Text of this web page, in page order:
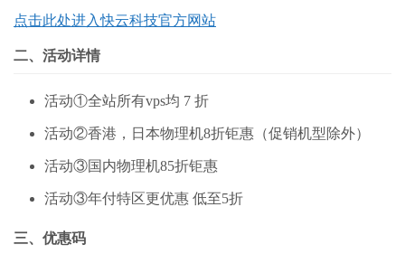
点击此处进入快云科技官方网站
二、活动详情
活动①全站所有vps均 7 折
活动②香港，日本物理机8折钜惠（促销机型除外）
活动③国内物理机85折钜惠
活动③年付特区更优惠 低至5折
三、优惠码